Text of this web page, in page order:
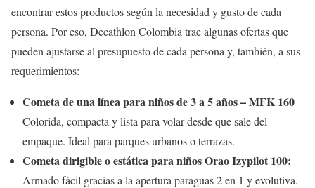
encontrar estos productos según la necesidad y gusto de cada
persona. Por eso, Decathlon Colombia trae algunas ofertas que
pueden ajustarse al presupuesto de cada persona y, también, a sus
requerimientos:
Cometa de una línea para niños de 3 a 5 años – MFK 160
Colorida, compacta y lista para volar desde que sale del
empaque. Ideal para parques urbanos o terrazas.
Cometa dirigible o estática para niños Orao Izypilot 100:
Armado fácil gracias a la apertura paraguas 2 en 1 y evolutiva.